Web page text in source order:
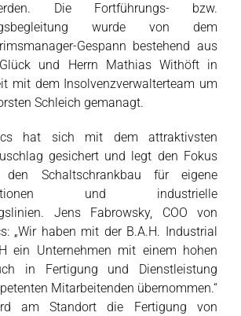
Die Fortführungs- bzw.
wurde von dem
Gespann bestehend aus
und Herrn Mathias Withöft in
mit dem Insolvenzverwalterteam um
Schleich gemanagt.
hat sich mit dem attraktivsten
gesichert und legt den Fokus
Schaltschrankbau für eigene
und industrielle
Jens Fabrowsky, COO von
„Wir haben mit der B.A.H. Industrial
ein Unternehmen mit einem hohen
in Fertigung und Dienstleistung
Mitarbeitenden übernommen.“
am Standort die Fertigung von